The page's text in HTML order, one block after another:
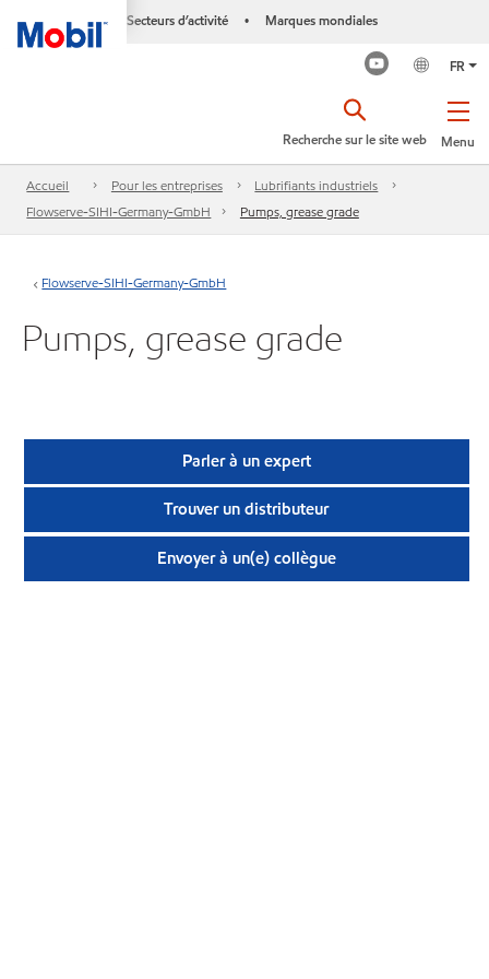
Secteurs d’activité • Marques mondiales
FR
Menu
Recherche sur le site web
Accueil Pour les entreprises
Lubrifiants industriels
Flowserve-SIHI-Germany-GmbH
Pumps, grease grade
Flowserve-SIHI-Germany-GmbH
Pumps, grease grade
Parler à un expert
Trouver un distributeur
Envoyer à un(e) collègue